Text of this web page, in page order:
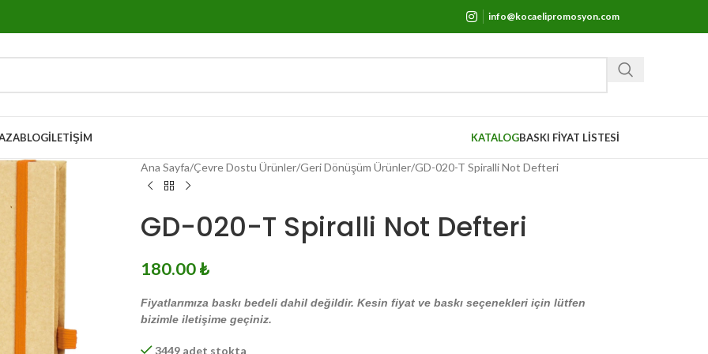
info@kocaelipromosyon.com
BLOGİLETIŞIM KATALOGBASKI FİYAT LİSTESİ
Ana Sayfa Çevre Dostu Ürünler Geri Dönüşüm Ürünler GD-020-T Spiralli Not Defteri
GD-020-T Spiralli Not Defteri
180.00₺
Fiyatlarımıza baskı bedeli dahil değildir. Kesin fiyat ve baskı seçenekleri için lütfen
bizimle iletişime geçiniz.
3449 adet stokta